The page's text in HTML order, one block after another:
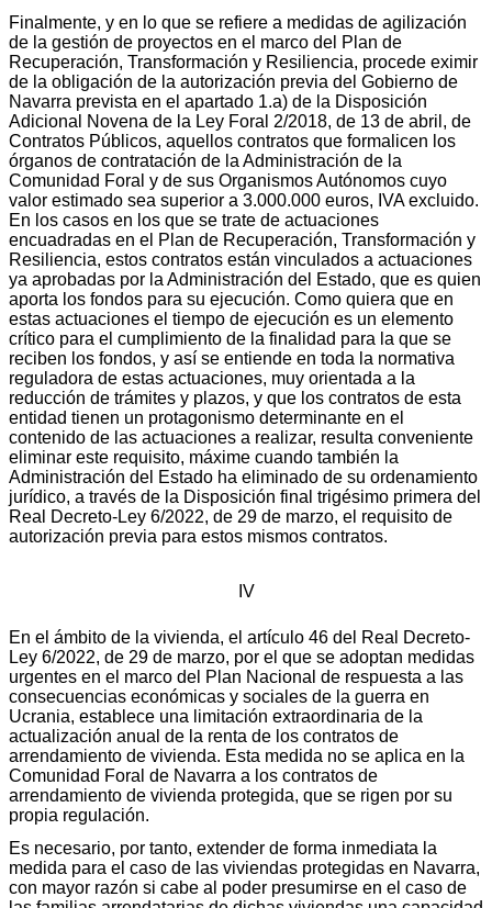
Finalmente, y en lo que se refiere a medidas de agilización
de la gestión de proyectos en el marco del Plan de
Recuperación, Transformación y Resiliencia, procede eximir
de la obligación de la autorización previa del Gobierno de
Navarra prevista en el apartado 1.a) de la Disposición
Adicional Novena de la Ley Foral 2/2018, de 13 de abril, de
Contratos Públicos, aquellos contratos que formalicen los
órganos de contratación de la Administración de la
Comunidad Foral y de sus Organismos Autónomos cuyo
valor estimado sea superior a 3.000.000 euros, IVA excluido.
En los casos en los que se trate de actuaciones
encuadradas en el Plan de Recuperación, Transformación y
Resiliencia, estos contratos están vinculados a actuaciones
ya aprobadas por la Administración del Estado, que es quien
aporta los fondos para su ejecución. Como quiera que en
estas actuaciones el tiempo de ejecución es un elemento
crítico para el cumplimiento de la finalidad para la que se
reciben los fondos, y así se entiende en toda la normativa
reguladora de estas actuaciones, muy orientada a la
reducción de trámites y plazos, y que los contratos de esta
entidad tienen un protagonismo determinante en el
contenido de las actuaciones a realizar, resulta conveniente
eliminar este requisito, máxime cuando también la
Administración del Estado ha eliminado de su ordenamiento
jurídico, a través de la Disposición final trigésimo primera del
Real Decreto-Ley 6/2022, de 29 de marzo, el requisito de
autorización previa para estos mismos contratos.
IV
En el ámbito de la vivienda, el artículo 46 del Real Decreto-
Ley 6/2022, de 29 de marzo, por el que se adoptan medidas
urgentes en el marco del Plan Nacional de respuesta a las
consecuencias económicas y sociales de la guerra en
Ucrania, establece una limitación extraordinaria de la
actualización anual de la renta de los contratos de
arrendamiento de vivienda. Esta medida no se aplica en la
Comunidad Foral de Navarra a los contratos de
arrendamiento de vivienda protegida, que se rigen por su
propia regulación.
Es necesario, por tanto, extender de forma inmediata la
medida para el caso de las viviendas protegidas en Navarra,
con mayor razón si cabe al poder presumirse en el caso de